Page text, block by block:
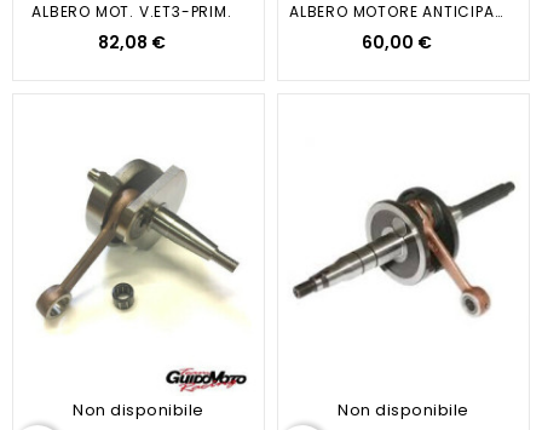
ALBERO MOT. V.ET3-PRIM.
82,08 €
ALBERO MOTORE ANTICIPATO VESPA...
60,00 €
Non disponibile Non disponibile